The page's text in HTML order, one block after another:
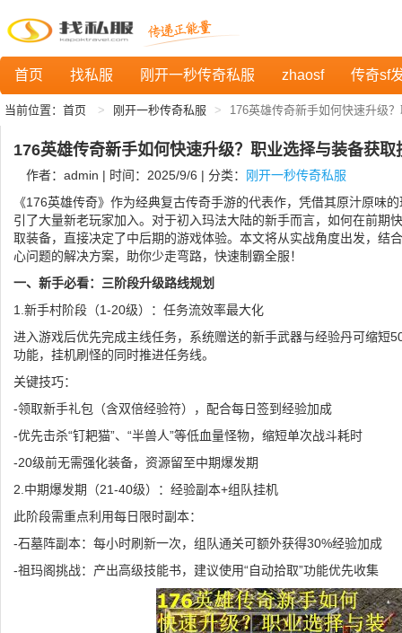
首页 找私服 刚开一秒传奇私服 zhaosf 传奇sf
当前位置： 首页 刚开一秒传奇私服 176英雄传奇新手如何快速升级
176英雄传奇新手如何快速升级？职业选择与装备获取
作者：admin | 时间：2025/9/6 | 分类：
刚开一秒传奇私服
《176英雄传奇》作为经典复古传奇手游的代表作，凭借其原汁原味
引了大量新老玩家加入。对于初入玛法大陆的新手而言，如何在前期
取装备，直接决定了中后期的游戏体验。本文将从实战角度出发，结
心问题的解决方案，助你少走弯路，快速制霸全服！
一、新手必看：三阶段升级路线规划
1.新手村阶段（1-20级）：任务流效率最大化
进入游戏后优先完成主线任务，系统赠送的新手武器与经验丹可缩短
功能，挂机刷怪的同时推进任务线。
关键技巧：
-领取新手礼包（含双倍经验符），配合每日签到经验加成
-优先击杀“钉耙猫”、“半兽人”等低血量怪物，缩短单次战斗耗时
-20级前无需强化装备，资源留至中期爆发期
2.中期爆发期（21-40级）：经验副本+组队挂机
此阶段需重点利用每日限时副本：
-石墓阵副本：每小时刷新一次，组队通关可额外获得30%经验加成
-祖玛阁挑战：产出高级技能书，建议使用“自动拾取”功能优先收集